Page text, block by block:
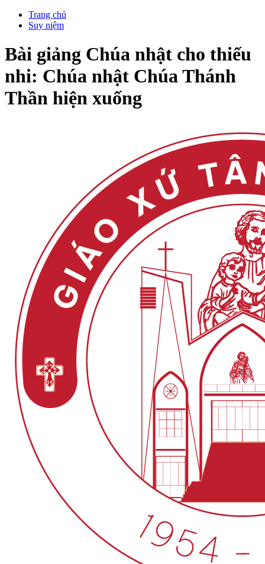
Trang chủ
Suy niệm
Bài giảng Chúa nhật cho thiếu
nhi: Chúa nhật Chúa Thánh
Thần hiện xuống